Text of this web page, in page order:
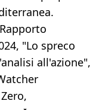
"Lo spreco
all'azione",